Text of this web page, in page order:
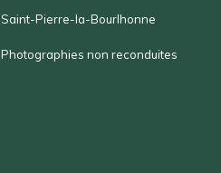
Saint-Pierre-la-Bourlhonne
Photographies non reconduites